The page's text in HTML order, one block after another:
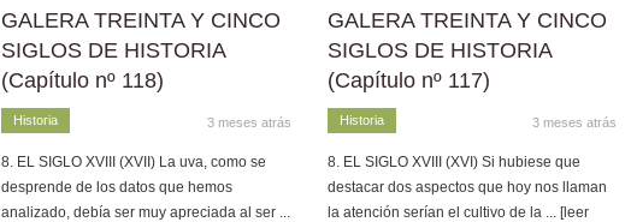
GALERA TREINTA Y CINCO
SIGLOS DE HISTORIA
(Capítulo nº 118)
Historia 3 meses atrás
8. EL SIGLO XVIII (XVII) La uva, como se
desprende de los datos que hemos
analizado, debía ser muy apreciada al ser
GALERA TREINTA Y CINCO
SIGLOS DE HISTORIA
(Capítulo nº 117)
Historia 3 meses atrás
8. EL SIGLO XVIII (XVI) Si hubiese que
destacar dos aspectos que hoy nos llaman
la atención serían el cultivo de la
... [leer